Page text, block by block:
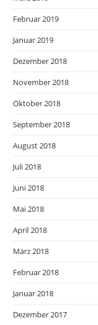
Februar 2019
Januar 2019
Dezember 2018
November 2018
Oktober 2018
September 2018
August 2018
Juli 2018
Juni 2018
Mai 2018
April 2018
März 2018
Februar 2018
Januar 2018
Dezember 2017